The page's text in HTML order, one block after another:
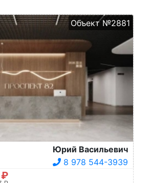
Объект №2881
Юрий Васильевич
8 978 544-3939
₽